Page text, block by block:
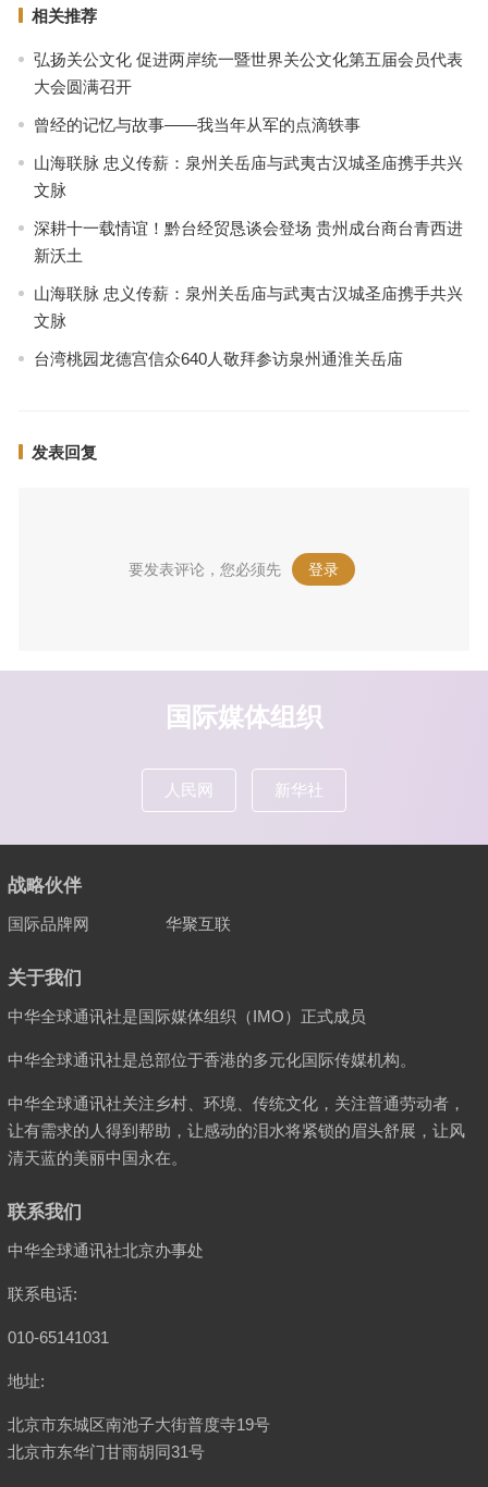
相关推荐
弘扬关公文化 促进两岸统一暨世界关公文化第五届会员代表
大会圆满召开
曾经的记忆与故事——我当年从军的点滴轶事
山海联脉 忠义传薪：泉州关岳庙与武夷古汉城圣庙携手共兴
文脉
深耕十一载情谊！黔台经贸恳谈会登场 贵州成台商台青西进
新沃土
山海联脉 忠义传薪：泉州关岳庙与武夷古汉城圣庙携手共兴
文脉
台湾桃园龙德宫信众640人敬拜参访泉州通淮关岳庙
发表回复
要发表评论，您必须先 登录 。
国际媒体组织
人民网 新华社
战略伙伴
国际品牌网 华聚互联
关于我们
中华全球通讯社是国际媒体组织（IMO）正式成员
中华全球通讯社是总部位于香港的多元化国际传媒机构。
中华全球通讯社关注乡村、环境、传统文化，关注普通劳动者，
让有需求的人得到帮助，让感动的泪水将紧锁的眉头舒展，让风
清天蓝的美丽中国永在。
联系我们
中华全球通讯社北京办事处
联系电话:
010-65141031
地址:
北京市东城区南池子大街普度寺19号
北京市东华门甘雨胡同31号